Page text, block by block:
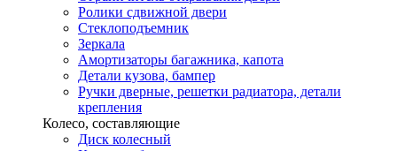
Ролики сдвижной двери
Стеклоподъемник
Зеркала
Амортизаторы багажника, капота
Детали кузова, бампер
Ручки дверные, решетки радиатора, детали
крепления
Колесо, составляющие
Диск колесный